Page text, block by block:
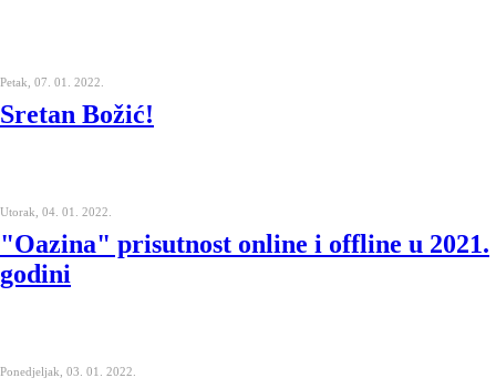
Petak, 07. 01. 2022.
Sretan Božić!
Utorak, 04. 01. 2022.
"Oazina" prisutnost online i offline u 2021.
godini
Ponedjeljak, 03. 01. 2022.